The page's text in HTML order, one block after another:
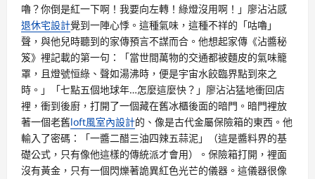
嚕？你倒是紅一下啊！我要向左轉！綠燈沒用啊！」廖沾沾感
退休宅設計覺到一陣心悸。這種氣味，這種不祥的「咕嚕」
聲，與他兒時聽到的家傳預言不謀而合。他想起家傳《沾醬秘
笈》裡記載的第一句：「當世間萬物的交通都被麵皮的氣味籠
罩，且燈號恒綠、聲如湯沸時，便是宇宙水餃臨界點到來之
時。」「七點五個地球年…怎麼這麼快？」廖沾沾猛地衝回店
裡，衝到後廚，打開了一個藏在舊冰櫃後面的暗門。暗門裡放
著一個老舊loft風室內設計的、像是古代金屬保險箱的東西。他
輸入了密碼：「一醬二醋三油四辣五蒜泥」（這是醬料界的基
礎公式，只有像他這樣的傳統派才會用）。保險箱打開，裡面
沒有黃金，只有一個閃爍著詭異紅色光芒的儀器。這儀器很像